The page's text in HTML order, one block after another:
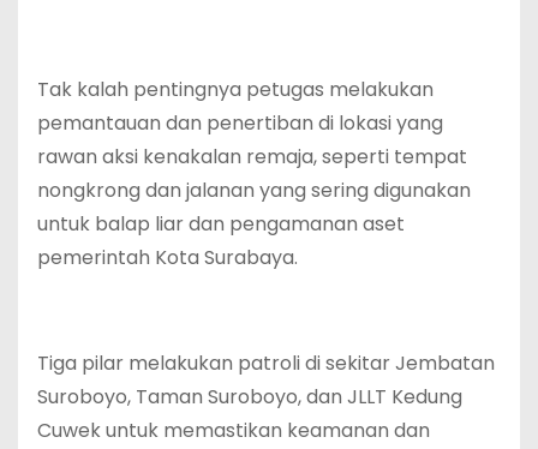
Tak kalah pentingnya petugas melakukan
pemantauan dan penertiban di lokasi yang
rawan aksi kenakalan remaja, seperti tempat
nongkrong dan jalanan yang sering digunakan
untuk balap liar dan pengamanan aset
pemerintah Kota Surabaya.
Tiga pilar melakukan patroli di sekitar Jembatan
Suroboyo, Taman Suroboyo, dan JLLT Kedung
Cuwek untuk memastikan keamanan dan